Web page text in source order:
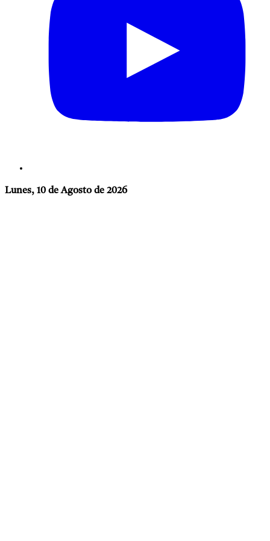
Lunes, 10 de Agosto de 2026